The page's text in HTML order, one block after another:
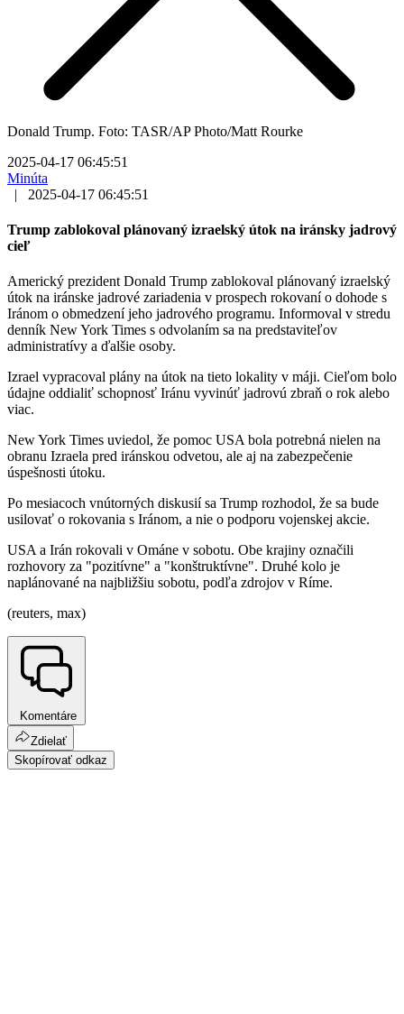
Donald Trump. Foto: TASR/AP Photo/Matt Rourke
2025-04-17 06:45:51
Minúta
|
2025-04-17 06:45:51
Trump zablokoval plánovaný izraelský útok na iránsky jadrový
cieľ
Americký prezident Donald Trump zablokoval plánovaný izraelský
útok na iránske jadrové zariadenia v prospech rokovaní o dohode s
Iránom o obmedzení jeho jadrového programu. Informoval v stredu
denník New York Times s odvolaním sa na predstaviteľov
administratívy a ďalšie osoby.
Izrael vypracoval plány na útok na tieto lokality v máji. Cieľom bolo
údajne oddialiť schopnosť Iránu vyvinúť jadrovú zbraň o rok alebo
viac.
New York Times uviedol, že pomoc USA bola potrebná nielen na
obranu Izraela pred iránskou odvetou, ale aj na zabezpečenie
úspešnosti útoku.
Po mesiacoch vnútorných diskusií sa Trump rozhodol, že sa bude
usilovať o rokovania s Iránom, a nie o podporu vojenskej akcie.
USA a Irán rokovali v Ománe v sobotu. Obe krajiny označili
rozhovory za "pozitívne" a "konštruktívne". Druhé kolo je
naplánované na najbližšiu sobotu, podľa zdrojov v Ríme.
(reuters, max)
Komentáre
Zdielať
Skopírovať odkaz